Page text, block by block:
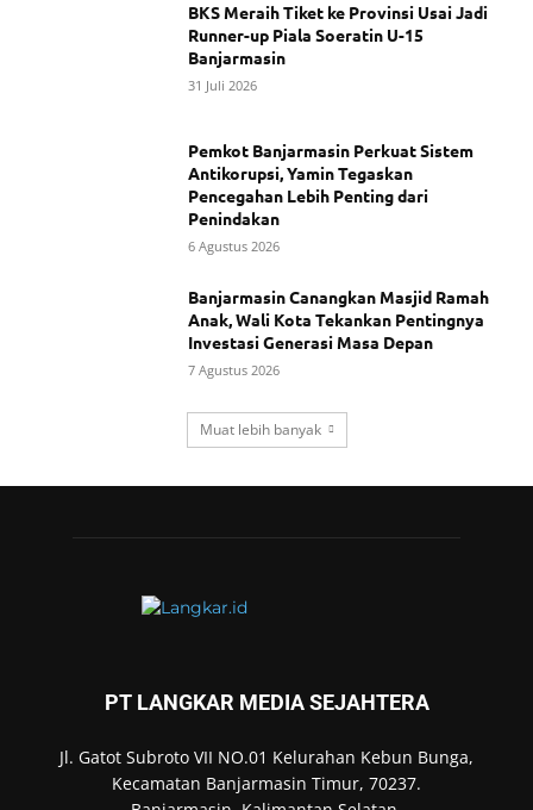
BKS Meraih Tiket ke Provinsi Usai Jadi
Runner-up Piala Soeratin U-15
Banjarmasin
31 Juli 2026
Pemkot Banjarmasin Perkuat Sistem
Antikorupsi, Yamin Tegaskan
Pencegahan Lebih Penting dari
Penindakan
6 Agustus 2026
Banjarmasin Canangkan Masjid Ramah
Anak, Wali Kota Tekankan Pentingnya
Investasi Generasi Masa Depan
7 Agustus 2026
Muat lebih banyak
PT LANGKAR MEDIA SEJAHTERA
Jl. Gatot Subroto VII NO.01 Kelurahan Kebun Bunga,
Kecamatan Banjarmasin Timur, 70237.